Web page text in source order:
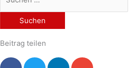
nach:
Beitrag teilen